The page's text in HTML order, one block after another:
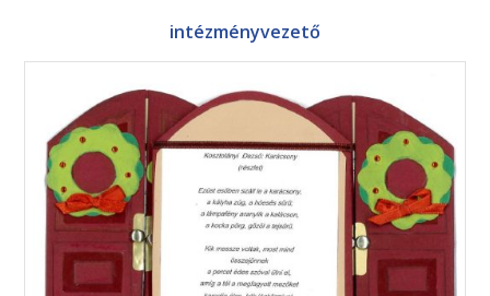
intézményvezető